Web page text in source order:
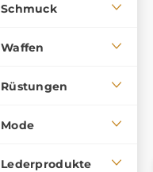
Schmuck
Waffen
Rüstungen
Mode
Lederprodukte